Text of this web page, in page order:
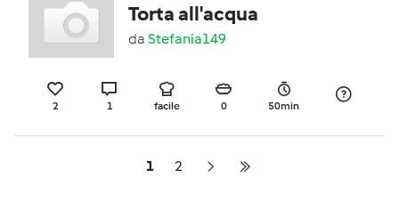
Torta all'acqua
da Stefania149
2 1 facile 0 50min
1 2